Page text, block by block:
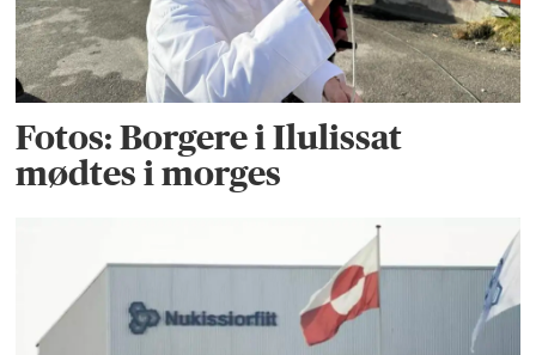
Fotos: Borgere i Ilulissat
mødtes i morges